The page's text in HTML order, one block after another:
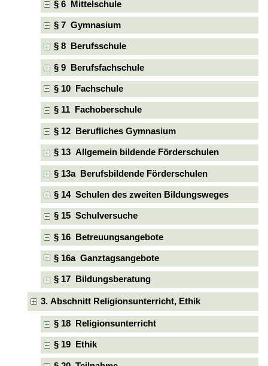
§ 6 Mittelschule
§ 7 Gymnasium
§ 8 Berufsschule
§ 9 Berufsfachschule
§ 10 Fachschule
§ 11 Fachoberschule
§ 12 Berufliches Gymnasium
§ 13 Allgemein bildende Förderschulen
§ 13a Berufsbildende Förderschulen
§ 14 Schulen des zweiten Bildungsweges
§ 15 Schulversuche
§ 16 Betreuungsangebote
§ 16a Ganztagsangebote
§ 17 Bildungsberatung
3. Abschnitt Religionsunterricht, Ethik
§ 18 Religionsunterricht
§ 19 Ethik